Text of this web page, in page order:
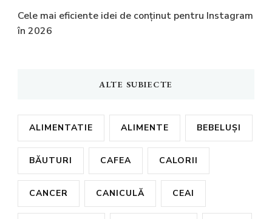
Cele mai eficiente idei de conținut pentru Instagram
în 2026
ALTE SUBIECTE
ALIMENTATIE ALIMENTE BEBELUȘI
BĂUTURI CAFEA CALORII
CANCER CANICULĂ CEAI